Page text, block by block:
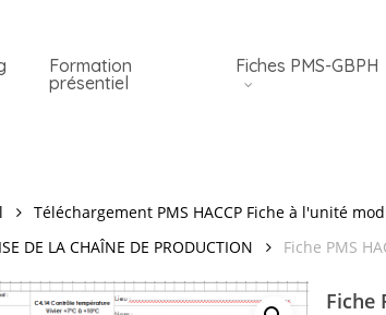
Formation
présentiel
Fiches PMS-GBPH
Téléchargement PMS HACCP Fiche à l'unité
DE LA CHAÎNE DE PRODUCTION
Fiche PMS
Fiche